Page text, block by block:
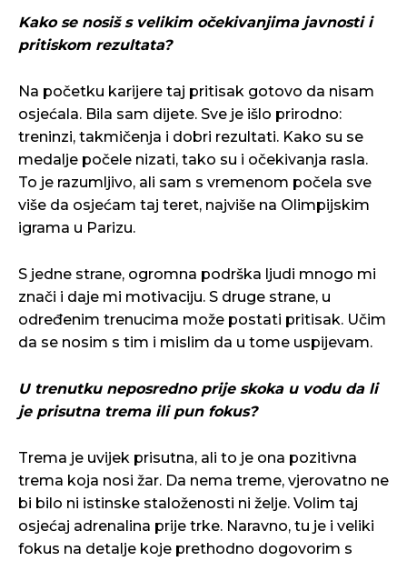
Kako se nosiš s velikim očekivanjima javnosti i
pritiskom rezultata?
Na početku karijere taj pritisak gotovo da nisam
osjećala. Bila sam dijete. Sve je išlo prirodno:
treninzi, takmičenja i dobri rezultati. Kako su se
medalje počele nizati, tako su i očekivanja rasla.
To je razumljivo, ali sam s vremenom počela sve
više da osjećam taj teret, najviše na Olimpijskim
igrama u Parizu.
S jedne strane, ogromna podrška ljudi mnogo mi
znači i daje mi motivaciju. S druge strane, u
određenim trenucima može postati pritisak. Učim
da se nosim s tim i mislim da u tome uspijevam.
U trenutku neposredno prije skoka u vodu da li
je prisutna trema ili pun fokus?
Trema je uvijek prisutna, ali to je ona pozitivna
trema koja nosi žar. Da nema treme, vjerovatno ne
bi bilo ni istinske staloženosti ni želje. Volim taj
osjećaj adrenalina prije trke. Naravno, tu je i veliki
fokus na detalje koje prethodno dogovorim s